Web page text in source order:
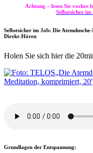
Achtung – lesen Sie vorher
Selbstsicher
Selbstsicher im Job: Die
Direkt-Hören
Holen Sie sich hier die
„Die
Meditation, komprimiert,
Grundlagen der Entspannung: